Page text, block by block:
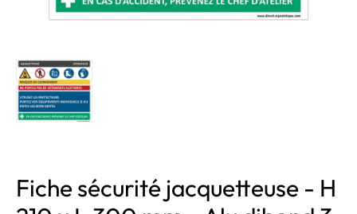
Fiche sécurité jacquetteuse - H